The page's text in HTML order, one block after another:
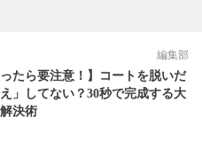
編集部
ったら要注意！】コートを脱いだ
」してない？30秒で完成する大
決術